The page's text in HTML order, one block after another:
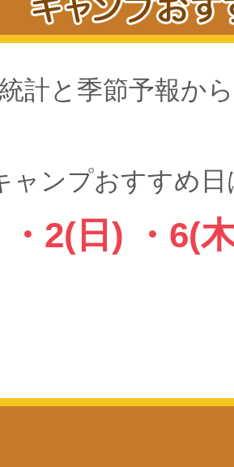
計と季節予報か
ャンプおすすめ
・ 2(日) ・ 6(